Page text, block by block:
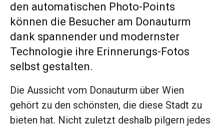
den automatischen Photo-Points
können die Besucher am Donauturm
dank spannender und modernster
Technologie ihre Erinnerungs-Fotos
selbst gestalten.
Die Aussicht vom Donauturm über Wien
gehört zu den schönsten, die diese Stadt zu
bieten hat. Nicht zuletzt deshalb pilgern jedes